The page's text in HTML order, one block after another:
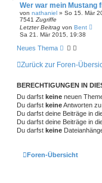
Wer war mein Mustang
von nathaniel » So 15. Mär
7541 Zugriffe
Letzter Beitrag von Bent
Sa 21. Mär 2015, 19:38
Neues Thema
Zurück zur Foren-
BERECHTIGUNGEN IN
Du darfst keine neuen
Du darfst keineAntworten
Du darfst deine Beiträge in
Du darfst deine Beiträge in
Du darfst keine
Foren-Übersicht